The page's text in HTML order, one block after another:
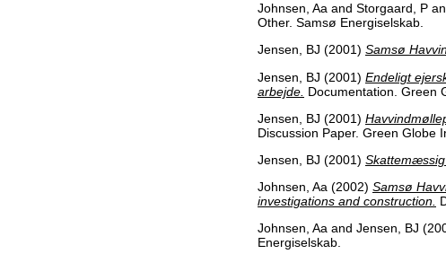
Johnsen, Aa and Storgaard, P
Other. Samsø Energiselskab.
Jensen, BJ (2001) Samsø
Jensen, BJ (2001) Endeligt
arbejde. Documentation. Green
Jensen, BJ (2001)
Discussion Paper. Green Globe
Jensen, BJ (2001)
Johnsen, Aa (2002) Samsø
investigations and construction.
Johnsen, Aa and Jensen, BJ
Energiselskab.